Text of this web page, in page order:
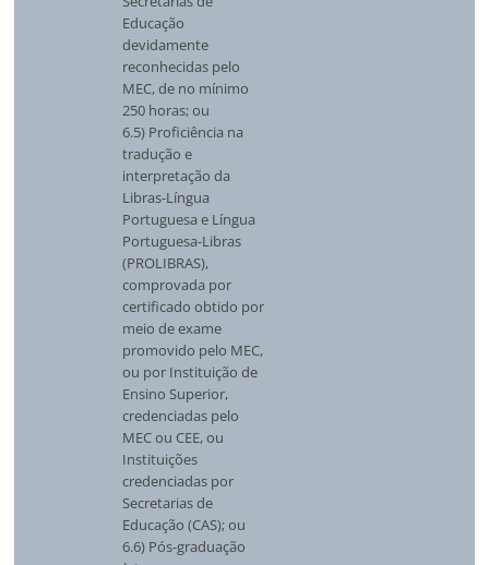
Educação
devidamente
reconhecidas pelo
MEC, de no mínimo
250 horas; ou
6.5) Proficiência na
tradução e
interpretação da
Libras-Língua
Portuguesa e Língua
Portuguesa-Libras
(PROLIBRAS),
comprovada por
certificado obtido por
meio de exame
promovido pelo MEC,
ou por Instituição de
Ensino Superior,
credenciadas pelo
MEC ou CEE, ou
Instituições
credenciadas por
Secretarias de
Educação (CAS); ou
6.6) Pós-graduação